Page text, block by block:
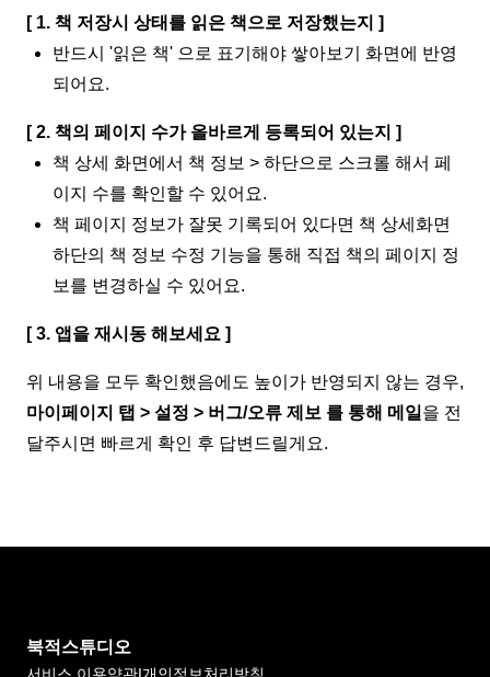
[ 1. 책 저장시 상태를 읽은 책으로 저장했는지 ]
반드시 '읽은 책' 으로 표기해야 쌓아보기 화면에 반영
되어요.
[ 2. 책의 페이지 수가 올바르게 등록되어 있는지 ]
책 상세 화면에서 책 정보 > 하단으로 스크롤 해서 페
이지 수를 확인할 수 있어요.
책 페이지 정보가 잘못 기록되어 있다면 책 상세화면
하단의 책 정보 수정 기능을 통해 직접 책의 페이지 정
보를 변경하실 수 있어요.
[ 3. 앱을 재시동 해보세요 ]
위 내용을 모두 확인했음에도 높이가 반영되지 않는 경우,
마이페이지 탭 > 설정 > 버그/오류 제보 를 통해 메일 을 전
달주시면 빠르게 확인 후 답변드릴게요.
북적스튜디오